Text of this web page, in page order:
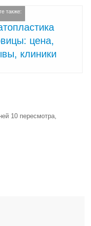
также:
цена,
клиники
10 пересмотра,